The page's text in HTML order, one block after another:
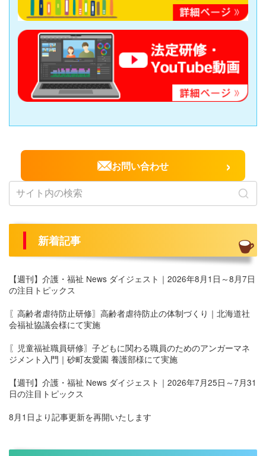
お問い合わせ ›
新着記事
【週刊】介護・福祉 News ダイジェスト｜2026年8月1日～8月7日
の注目トピックス
〖高齢者虐待防止研修〗高齢者虐待防止の体制づくり｜北海道社
会福祉協議会様にて実施
〖児童福祉職員研修〗子どもに関わる職員のためのアンガーマネ
ジメント入門｜砂町友愛園 養護部様にて実施
【週刊】介護・福祉 News ダイジェスト｜2026年7月25日～7月31
日の注目トピックス
8月1日より記事更新を再開いたします